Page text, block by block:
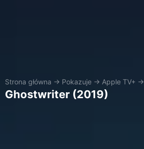
Strona główna → Pokazuje → Apple TV+ →
Ghostwriter (2019)